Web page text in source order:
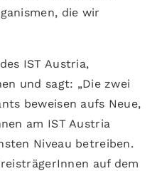
die wir
IST Austria,
und sagt: „Die zwei
beweisen aufs Neue,
am IST Austria
Niveau betreiben.
auf dem